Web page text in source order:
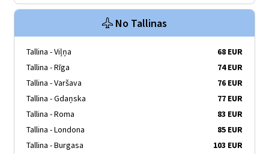
No Tallinas
Tallina - Viļņa
68 EUR
Tallina - Rīga
74 EUR
Tallina - Varšava
76 EUR
Tallina - Gdaņska
77 EUR
Tallina - Roma
83 EUR
Tallina - Londona
85 EUR
Tallina - Burgasa
103 EUR